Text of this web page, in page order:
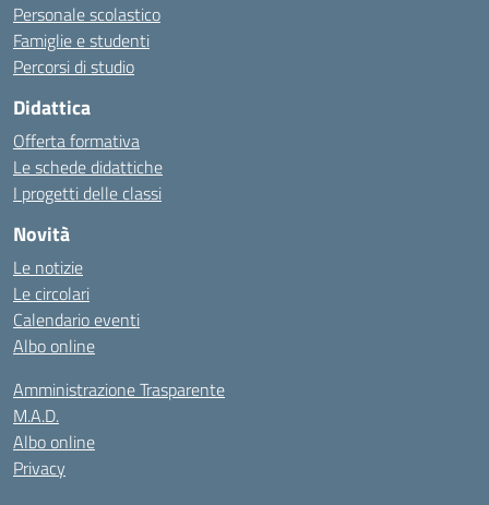
Personale scolastico
Famiglie e studenti
Percorsi di studio
Didattica
Offerta formativa
Le schede didattiche
I progetti delle classi
Novità
Le notizie
Le circolari
Calendario eventi
Albo online
Amministrazione Trasparente
M.A.D.
Albo online
Privacy